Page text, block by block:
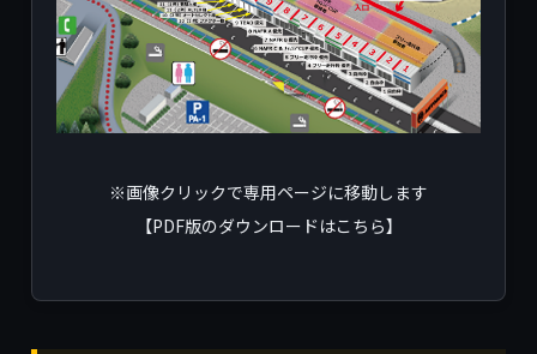
※画像クリックで専用ページに移動します
【PDF版のダウンロードはこちら】